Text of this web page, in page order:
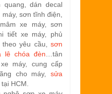
dán decal
sơn tĩnh điện,
xe máy, sơn
tiết xe máy, phủ
yêu cầu, sơn
lê chóa đèn…tân
máy, cung cấp
cho máy, sửa
HCM.